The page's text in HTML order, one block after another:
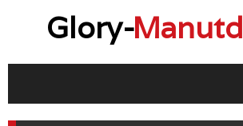
Glory-Manutd